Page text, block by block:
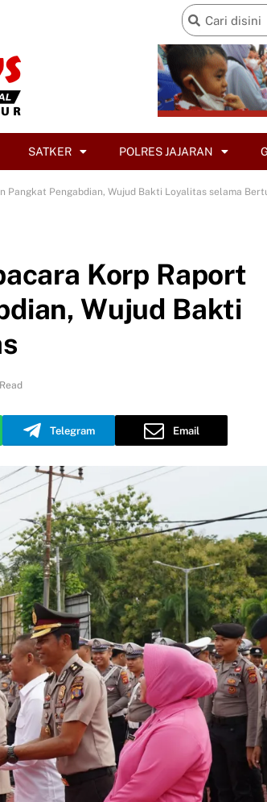
SATKER POLRES JAJARAN
Pangkat Pengabdian, Wujud Bakti Loyalitas selama
Korp Raport
Wujud Bakti
Telegram Email